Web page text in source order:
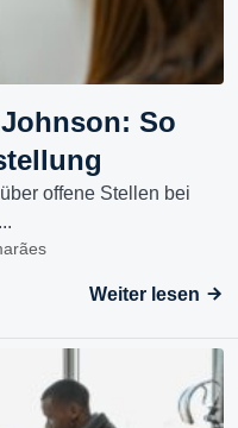
So
offene Stellen bei
Weiter lesen